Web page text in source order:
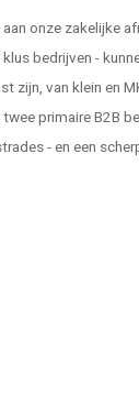
onze zakelijke
bedrijven -
zijn, van klein en
primaire B2B
- en een